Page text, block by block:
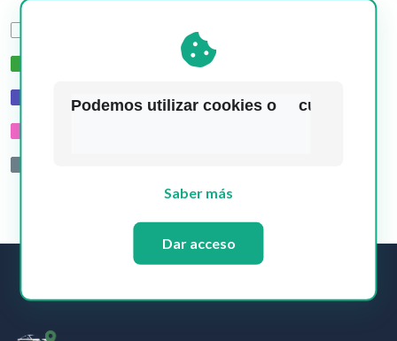
Seleccionado por usted
Reservado por caballero
Podemos utilizar cookies o     cualquier
Saber más
Dar acceso